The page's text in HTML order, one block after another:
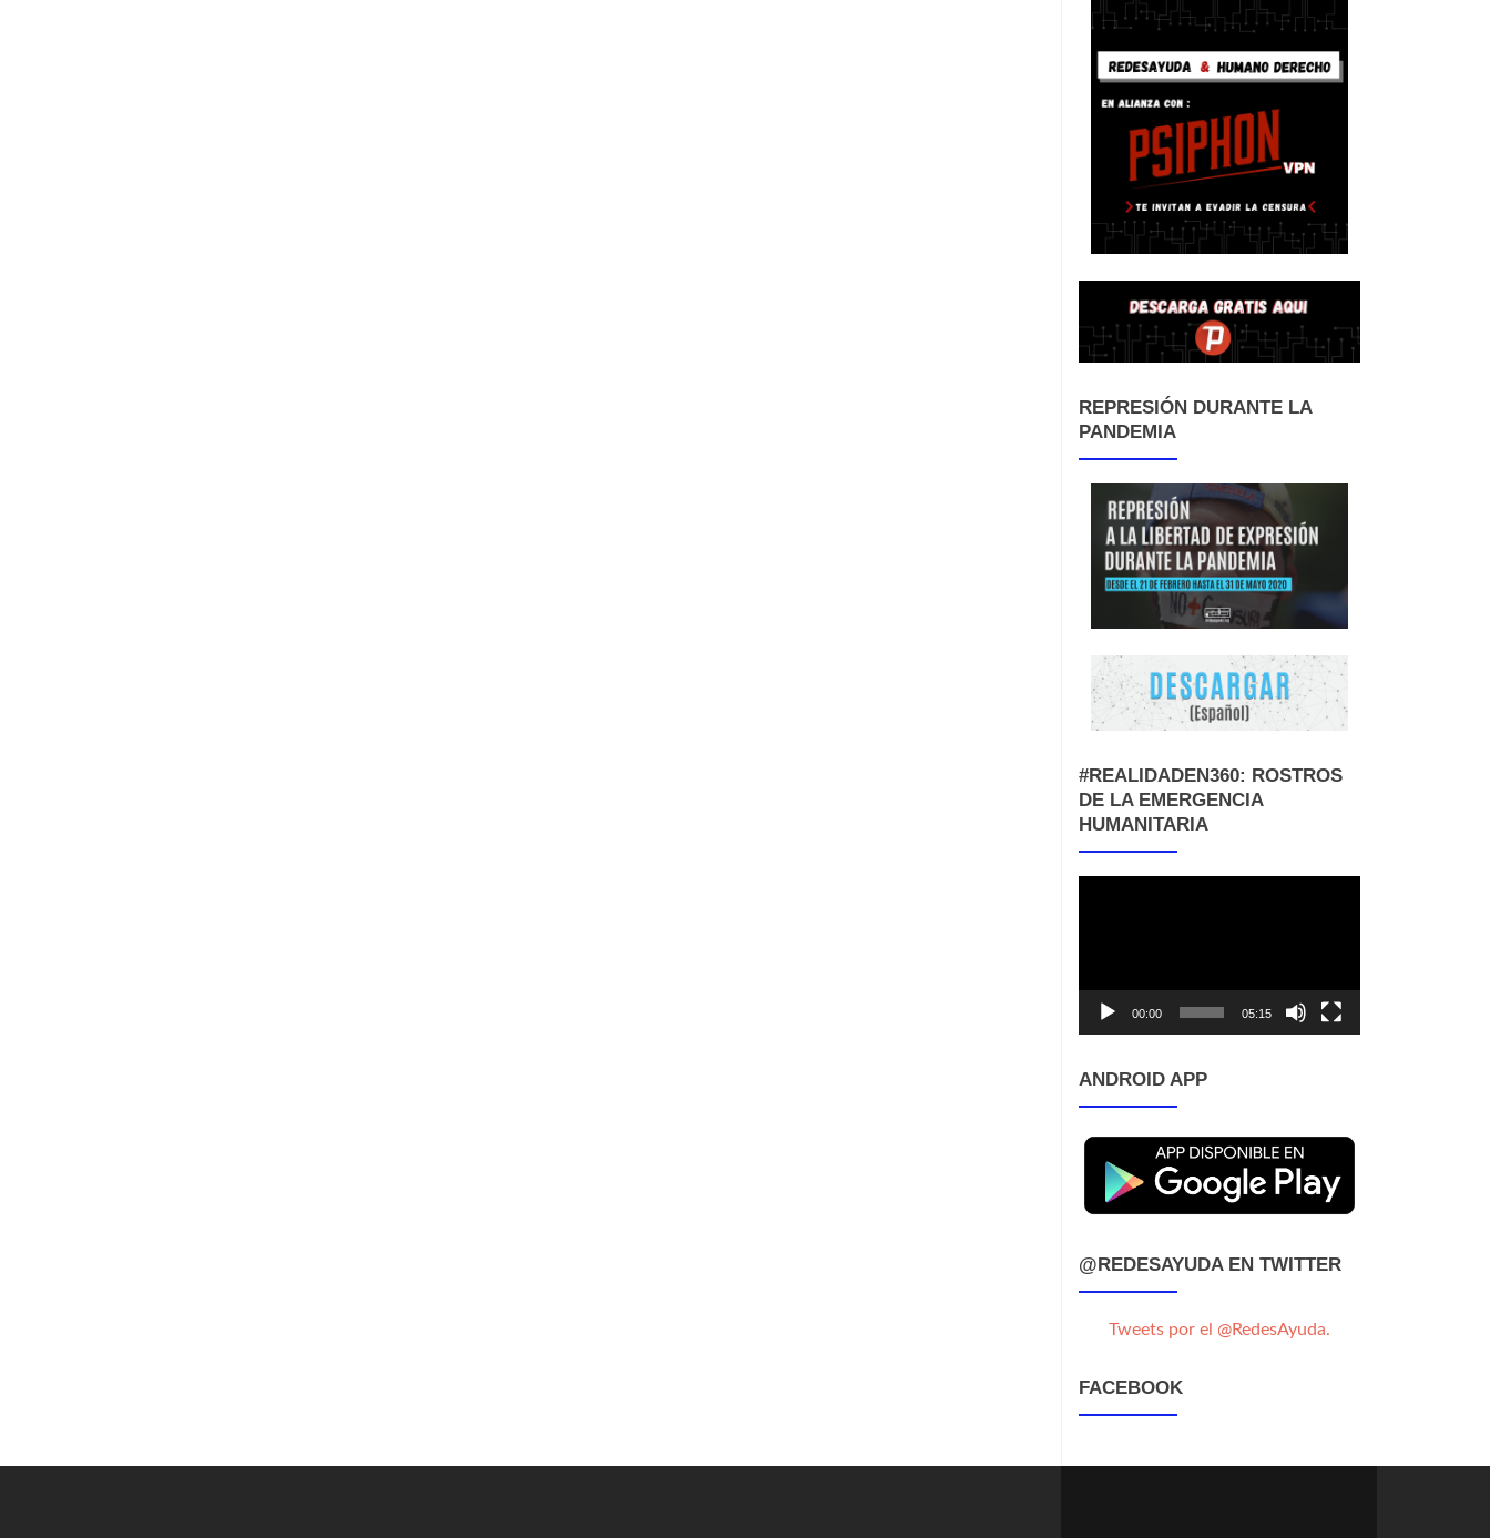
REPRESIÓN DURANTE LA
PANDEMIA
#REALIDADEN360: ROSTROS
DE LA EMERGENCIA
HUMANITARIA
00:00 05:15
ANDROID APP
@REDESAYUDA EN TWITTER
Tweets por el @RedesAyuda.
FACEBOOK